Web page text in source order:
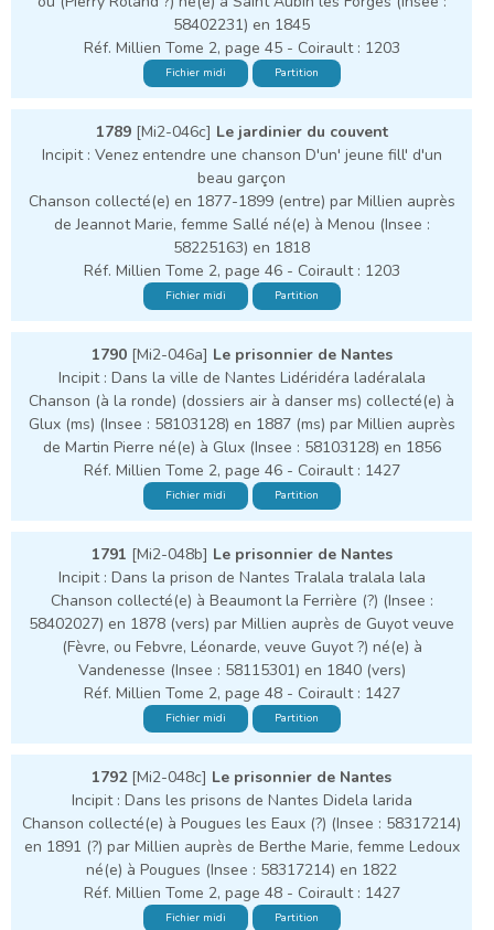
58402231) en 1845
Réf. Millien Tome 2, page 45 - Coirault : 1203
Fichier midi Partition
1789[Mi2-046c] Le jardinier du couvent
Incipit : Venez entendre une chanson D'un' jeune fill' d'un
beau garçon
Chanson collecté(e) en 1877-1899 (entre) par Millien auprès
de Jeannot Marie, femme Sallé né(e) à Menou (Insee :
58225163) en 1818
Réf. Millien Tome 2, page 46 - Coirault : 1203
Fichier midi Partition
1790[Mi2-046a] Le prisonnier de Nantes
Incipit : Dans la ville de Nantes Lidéridéra ladéralala
Chanson (à la ronde) (dossiers air à danser ms) collecté(e) à
Glux (ms) (Insee : 58103128) en 1887 (ms) par Millien auprès
de Martin Pierre né(e) à Glux (Insee : 58103128) en 1856
Réf. Millien Tome 2, page 46 - Coirault : 1427
Fichier midi Partition
1791 [Mi2-048b] Le prisonnier de Nantes
Incipit : Dans la prison de Nantes Tralala tralala lala
Chanson collecté(e) à Beaumont la Ferrière (?) (Insee :
58402027) en 1878 (vers) par Millien auprès de Guyot veuve
(Fèvre, ou Febvre, Léonarde, veuve Guyot ?) né(e) à
Vandenesse (Insee : 58115301) en 1840 (vers)
Réf. Millien Tome 2, page 48 - Coirault : 1427
Fichier midi Partition
1792[Mi2-048c] Le prisonnier de Nantes
Incipit : Dans les prisons de Nantes Didela larida
Chanson collecté(e) à Pougues les Eaux (?) (Insee : 58317214)
en 1891 (?) par Millien auprès de Berthe Marie, femme Ledoux
né(e) à Pougues (Insee : 58317214) en 1822
Réf. Millien Tome 2, page 48 - Coirault : 1427
Fichier midi Partition